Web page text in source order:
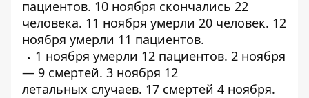
пациентов. 10 ноября скончались 22
человека. 11 ноября умерли 20 человек. 12
ноября умерли 11 пациентов.
1 ноября умерли 12 пациентов. 2 ноября
— 9 смертей. 3 ноября 12
летальных случаев. 17 смертей 4 ноября.